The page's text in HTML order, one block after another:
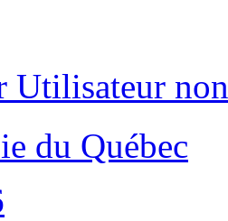
Utilisateur
du Québec